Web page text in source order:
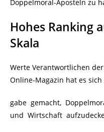
Doppelmoral-Aposteln zu
Hohes Ranking
Skala
Werte Verantwortlichen der
Online-Magazin hat es sich
gabe gemacht,
und Wirtschaft